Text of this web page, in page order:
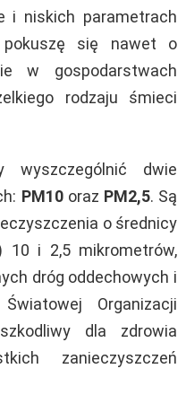
i niskich parametrach
pokuszę się nawet o
w gospodarstwach
rodzaju śmieci
wyszczególnić dwie
PM10oraz PM2,5. Są
o średnicy
10 i 2,5 mikrometrów,
dróg oddechowych i
Organizacji
dla zdrowia
zanieczyszczeń